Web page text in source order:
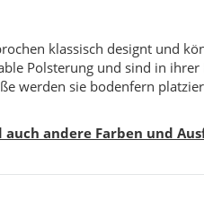
klassisch designt und
Polsterung und sind in
werden sie bodenfern
auch andere Farben und